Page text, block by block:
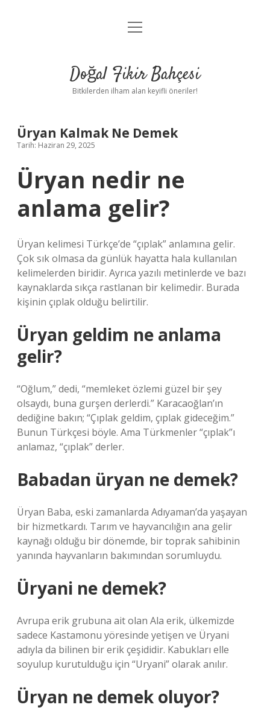
Anasayfa
Yasal Uyarı
menüyü
Doğal Fikir Bahçesi
Bitkilerden ilham alan keyifli öneriler!
Üryan Kalmak Ne Demek
Tarih: Haziran 29, 2025
Üryan nedir ne
anlama gelir?
Üryan kelimesi Türkçe’de “çıplak” anlamına gelir.
Çok sık olmasa da günlük hayatta hala kullanılan
kelimelerden biridir. Ayrıca yazılı metinlerde ve bazı
kaynaklarda sıkça rastlanan bir kelimedir. Burada
kişinin çıplak olduğu belirtilir.
Üryan geldim ne anlama
gelir?
“Oğlum,” dedi, “memleket özlemi güzel bir şey
olsaydı, buna gurşen derlerdi.” Karacaoğlan’ın
dediğine bakın; “Çıplak geldim, çıplak gideceğim.”
Bunun Türkçesi böyle. Ama Türkmenler “çıplak”ı
anlamaz, “çıplak” derler.
Babadan üryan ne demek?
Üryan Baba, eski zamanlarda Adıyaman’da yaşayan
bir hizmetkardı. Tarım ve hayvancılığın ana gelir
kaynağı olduğu bir dönemde, bir toprak sahibinin
yanında hayvanların bakımından sorumluydu.
Üryani ne demek?
Avrupa erik grubuna ait olan Ala erik, ülkemizde
sadece Kastamonu yöresinde yetişen ve Üryani
adıyla da bilinen bir erik çeşididir. Kabukları elle
soyulup kurutulduğu için “Uryani” olarak anılır.
Üryan ne demek oluyor?